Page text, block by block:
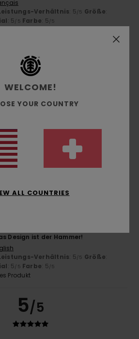
Verhältnis: 5/5 Größe:
: 5/5 Farbe: 5/5
5/5
Verhältnis
/5
Produkt
Design ist der Hammer!
Verhältnis: 5/5 Größe:
: 5/5 Farbe: 5/5
Produkt
5/5
WELCOME!
YOUR COUNTRY
ALL COUNTRIES